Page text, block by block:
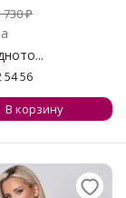
730₽
54 56
В корзину